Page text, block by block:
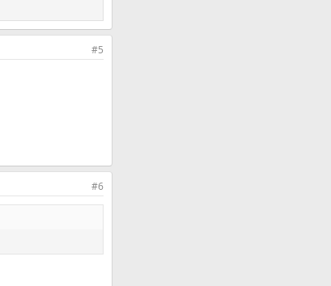
#5
#6